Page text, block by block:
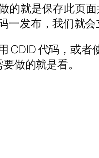
的就是保存此页
发布，我们就
代码，或者
做的就是看。